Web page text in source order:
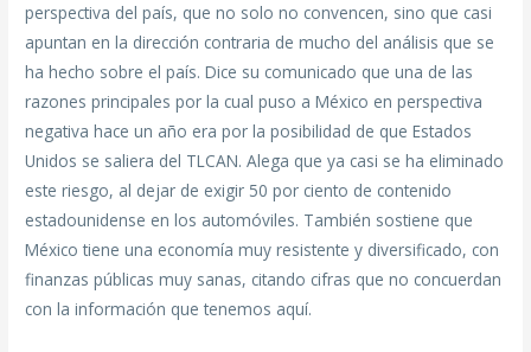
perspectiva del país, que no solo no convencen, sino que casi
apuntan en la dirección contraria de mucho del análisis que se
ha hecho sobre el país. Dice su comunicado que una de las
razones principales por la cual puso a México en perspectiva
negativa hace un año era por la posibilidad de que Estados
Unidos se saliera del TLCAN. Alega que ya casi se ha eliminado
este riesgo, al dejar de exigir 50 por ciento de contenido
estadounidense en los automóviles. También sostiene que
México tiene una economía muy resistente y diversificado, con
finanzas públicas muy sanas, citando cifras que no concuerdan
con la información que tenemos aquí.